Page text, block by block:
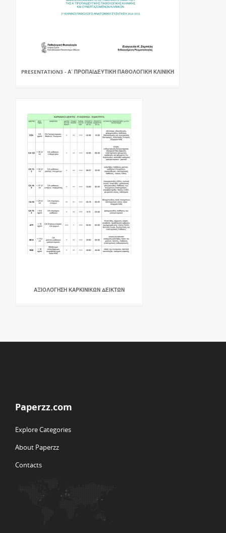
PRESENTATION3 - Α΄ ΠΡΟΠΑΙΔΕΥΤΙΚΉ ΠΑΘΟΛΟΓΙΚΉ ΚΛΙΝΙΚΉ
ΑΞΙΟΛΌΓΗΣΗ ΚΑΡΚΙΝΙΚΏΝ ΔΕΙΚΤΏΝ
Paperzz.com
Explore Categories
About Paperzz
Contacts